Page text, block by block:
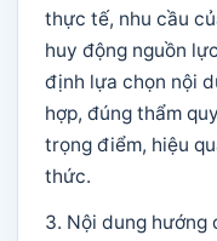
thực tế, nhu cầu
huy động nguồn
định lựa chọn nội
hợp, đúng thẩm
trọng điểm, hiệu
thức.
3. Nội dung hướng